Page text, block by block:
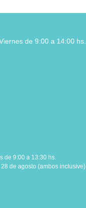
de 9:00 a 14:00 hs.
de 9:00 a 13:30 hs.
de agosto (ambos inclusive)